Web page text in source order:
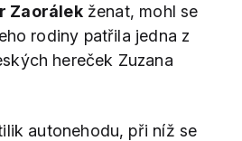
Zaorálekženat, mohl se
rodiny patřila jedna z
hereček Zuzana
autonehodu, při níž se